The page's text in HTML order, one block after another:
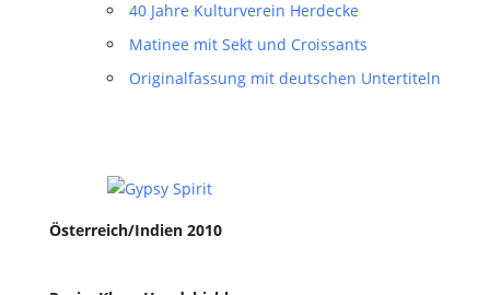
40 Jahre Kulturverein Herdecke
Matinee mit Sekt und Croissants
Originalfassung mit deutschen Untertiteln
Österreich/Indien 2010